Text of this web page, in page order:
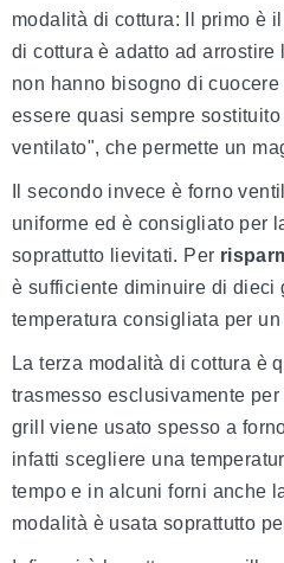
modalità di cottura: Il primo è
di cottura è adatto ad
non hanno bisogno di
essere quasi sempre
ventilato", che permette un
Il secondo invece è forno
uniforme ed è consigliato per
soprattutto lievitati. Per
è sufficiente diminuire di dieci
temperatura consigliata per
La terza modalità di cottura è
trasmesso esclusivamente
grill viene usato spesso a
infatti scegliere una
tempo e in alcuni forni anche
modalità è usata soprattutto